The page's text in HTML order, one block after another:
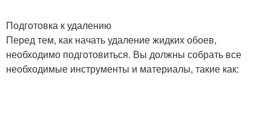
Подготовка к удалению
Перед тем, как начать удаление жидких обоев,
необходимо подготовиться. Вы должны собрать все
необходимые инструменты и материалы, такие как: